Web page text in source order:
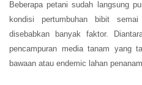
Beberapa petani sudah langsung
kondisi pertumbuhan bibit
disebabkan banyak faktor.
pencampuran media tanam yang
bawaan atau endemic lahan